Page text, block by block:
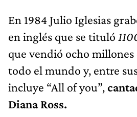
En 1984 Julio Iglesias
en inglés que se tituló
que vendió ocho millones
todo el mundo y, entre
incluye “All of you”,
Diana Ross.